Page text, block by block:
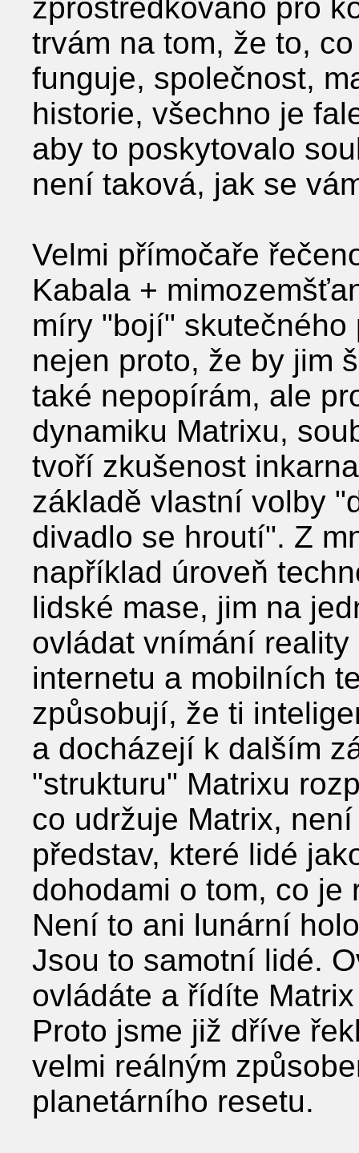
zprostředkováno pro
trvám na tom, že to,
funguje, společnost,
historie, všechno je
aby to poskytovalo
není taková, jak se
Velmi přímočaře
Kabala +
míry ʺbojíʺ
nejen proto, že by jim
také nepopírám, ale
dynamiku Matrixu,
tvoří zkušenost
základě vlastní volby
divadlo se hroutíʺ. Z
například úroveň
lidské mase, jim na
ovládat vnímání
internetu a mobilních
způsobují, že ti
a docházejí k dalším
ʺstrukturuʺ Matrixu
co udržuje Matrix,
představ, které lidé
dohodami o tom, co je
Není to ani lunární
Jsou to samotní lidé.
ovládáte a řídíte
Proto jsme již dříve
velmi reálným
planetárního resetu.